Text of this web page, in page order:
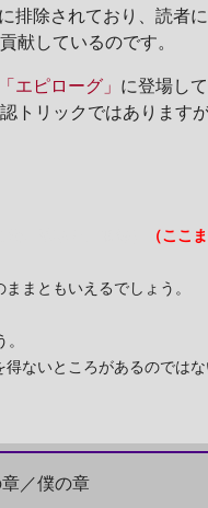
排除されており、読者
献しているのです。
「エピローグ」 に登場し
トリックではあります
（ここ
まともいえるでしょう。
ないところがあるのではな
／僕の章